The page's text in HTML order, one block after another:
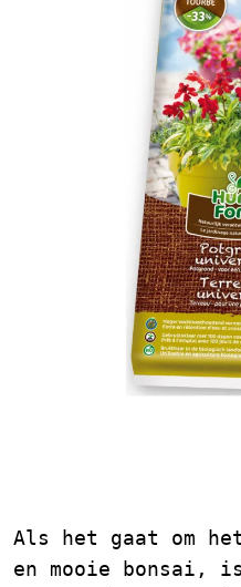
Als het gaat om het
en mooie bonsai,